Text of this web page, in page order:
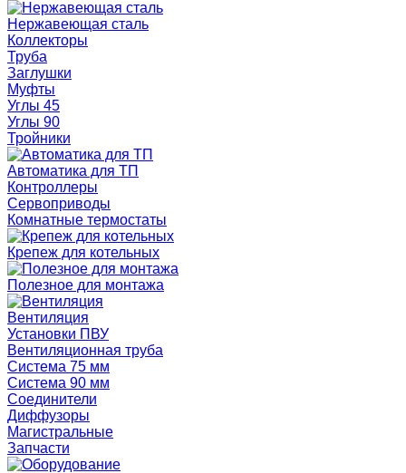
Нержавеющая сталь
Коллекторы
Труба
Заглушки
Муфты
Углы 45
Углы 90
Тройники
Автоматика для ТП
Контроллеры
Сервоприводы
Комнатные термостаты
Крепеж для котельных
Полезное для монтажа
Вентиляция
Установки ПВУ
Вентиляционная труба
Система 75 мм
Система 90 мм
Соединители
Диффузоры
Магистральные
Запчасти